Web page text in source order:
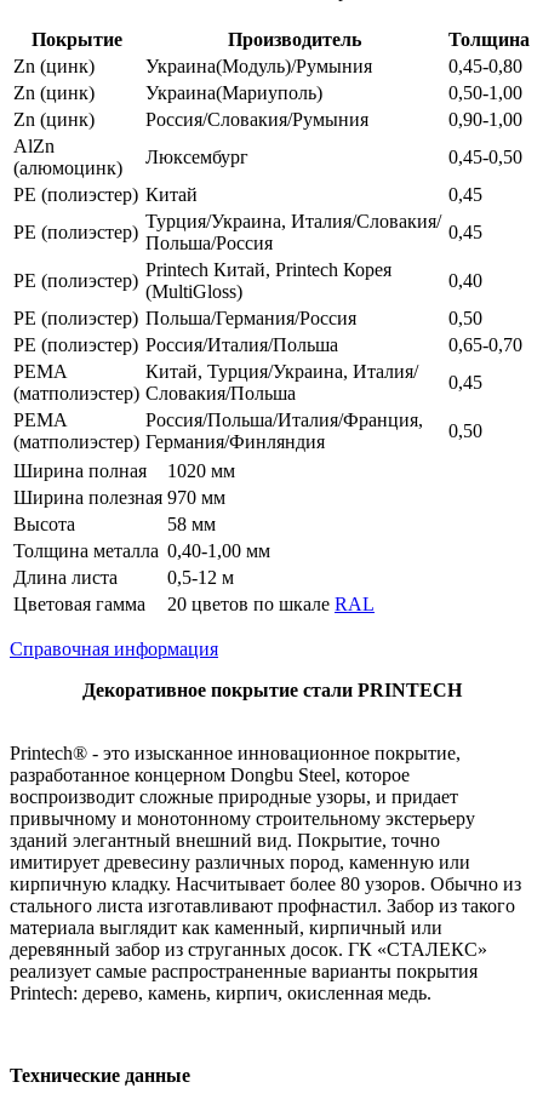
Покрытие Производитель
Толщина
Zn (цинк)
Украина(Модуль)/Румыния
0,45-0,80
Zn (цинк)
Украина(Мариуполь)
0,50-1,00
Zn (цинк)
Россия/Словакия/Румыния
0,90-1,00
AlZn
(алюмоцинк)
Люксембург
0,45-0,50
РЕ (полиэстер) Китай
0,45
РЕ (полиэстер)
Турция/Украина, Италия/Словакия/
Польша/Россия
0,45
РЕ (полиэстер)
Printech Китай, Printech Корея
(MultiGloss)
0,40
РЕ (полиэстер) Польша/Германия/Россия
0,50
РЕ (полиэстер) Россия/Италия/Польша
0,65-0,70
РЕМА
(матполиэстер)
Китай, Турция/Украина, Италия/
Словакия/Польша
0,45
РЕМА
(матполиэстер)
Россия/Польша/Италия/Франция,
Германия/Финляндия
0,50
Ширина полная
1020 мм
Ширина полезная 970 мм
Высота
58 мм
Толщина металла 0,40-1,00 мм
Длина листа
0,5-12 м
Цветовая гамма
20 цветов по шкале RAL
Справочная информация
Декоративное покрытие стали PRINTECH
Printech® - это изысканное инновационное покрытие,
разработанное концерном Dongbu Steel, которое
воспроизводит сложные природные узоры, и придает
привычному и монотонному строительному экстерьеру
зданий элегантный внешний вид. Покрытие, точно
имитирует древесину различных пород, каменную или
кирпичную кладку. Насчитывает более 80 узоров. Обычно из
стального листа изготавливают профнастил. Забор из такого
материала выглядит как каменный, кирпичный или
деревянный забор из струганных досок. ГК «СТАЛЕКС»
реализует самые распространенные варианты покрытия
Printech: дерево, камень, кирпич, окисленная медь.
Технические данные